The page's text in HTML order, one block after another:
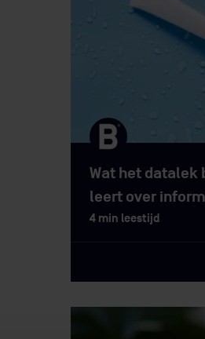
Wat het datalek
leert over
4 min leestijd